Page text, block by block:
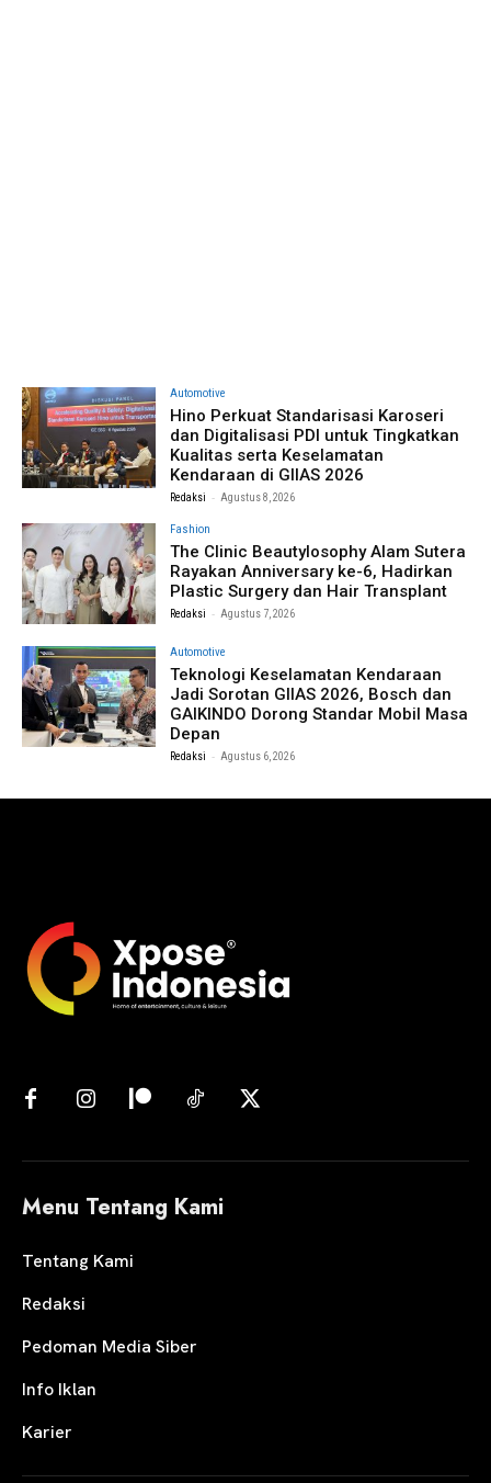
Automotive
Hino Perkuat Standarisasi Karoseri
dan Digitalisasi PDI untuk Tingkatkan
Kualitas serta Keselamatan
Kendaraan di GIIAS 2026
Redaksi - Agustus 8, 2026
Fashion
The Clinic Beautylosophy Alam Sutera
Rayakan Anniversary ke-6, Hadirkan
Plastic Surgery dan Hair Transplant
Redaksi - Agustus 7, 2026
Automotive
Teknologi Keselamatan Kendaraan
Jadi Sorotan GIIAS 2026, Bosch dan
GAIKINDO Dorong Standar Mobil Masa
Depan
Redaksi - Agustus 6, 2026
Menu Tentang Kami
Tentang Kami
Redaksi
Pedoman Media Siber
Info Iklan
Karier